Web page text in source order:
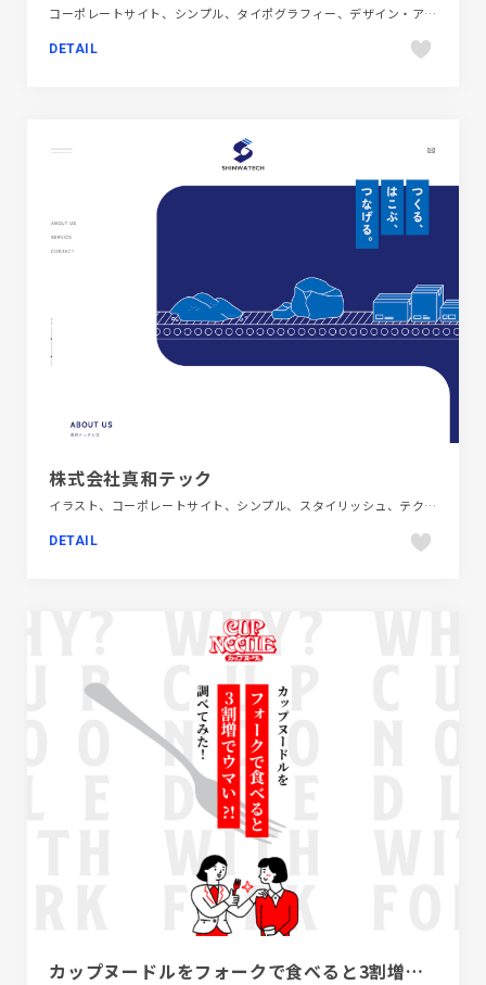
コーポレートサイト、シンプル、タイポグラフィー、デザイン・アート・音楽・文芸、ピンク系、ホワイト系、ポップ
DETAIL
株式会社真和テック
イラスト、コーポレートサイト、シンプル、スタイリッシュ、テクノロジー・サイエンス、ブルー系、ホワイト系、モーション多め
DETAIL
カップヌードルをフォークで食べると3割増でウマい？！調べてみた！ ｜CUPNOODLE